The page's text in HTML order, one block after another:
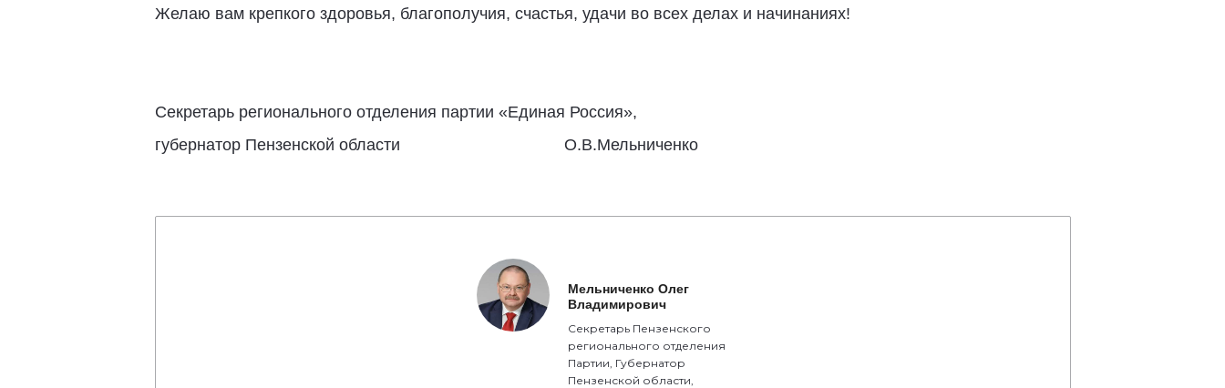
Желаю вам крепкого здоровья, благополучия, счастья, удачи во всех делах и начинаниях!
Секретарь регионального отделения партии «Единая Россия»,
губернатор Пензенской области
О.В.Мельниченко
Мельниченко Олег
Владимирович
Секретарь Пензенского
регионального отделения
Партии, Губернатор
Пензенской области,